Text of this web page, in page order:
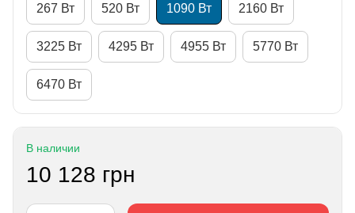
267 Вт 520 Вт 1090 Вт 2160 Вт
3225 Вт 4295 Вт 4955 Вт 5770 Вт
6470 Вт
В наличии
10 128 грн